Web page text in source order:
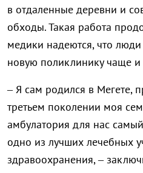
в отдаленные деревни и
обходы. Такая работа
медики надеются, что
новую поликлинику чаще и
– Я сам родился в Мегете,
третьем поколении моя
амбулатория для нас
одно из лучших лечебных
здравоохранения, –